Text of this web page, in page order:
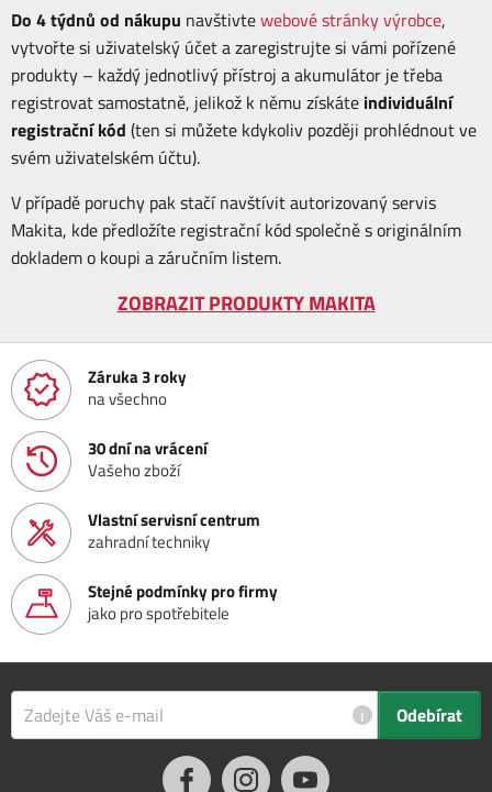
Do 4 týdnů od nákupu navštivtewebové stránky výrobce,
vytvořte si uživatelský účet a zaregistrujte si vámi pořízené
produkty – každý jednotlivý přístroj a akumulátor je třeba
registrovat samostatně, jelikož k němu získáte individuální
registrační kód (ten si můžete kdykoliv později prohlédnout ve
svém uživatelském účtu).
V případě poruchy pak stačí navštívit autorizovaný servis
Makita, kde předložíte registrační kód společně s originálním
dokladem o koupi a záručním listem.
ZOBRAZIT PRODUKTY MAKITA
Záruka 3 roky
na všechno
30 dní na vrácení
Vašeho zboží
Vlastní servisní centrum
zahradní techniky
Stejné podmínky pro firmy
jako pro spotřebitele
i Odebírat